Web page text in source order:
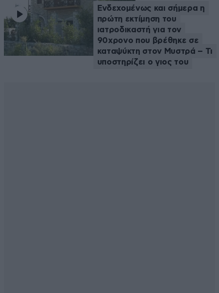
Ενδεχομένως και σήμερα η
πρώτη εκτίμηση του
ιατροδικαστή για τον
90χρονο που βρέθηκε σε
καταψύκτη στον Μυστρά – Τι
υποστηρίζει ο γιος του